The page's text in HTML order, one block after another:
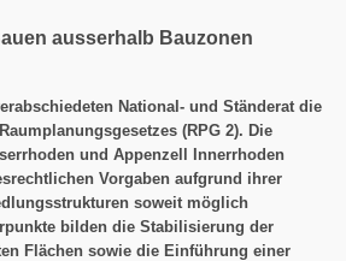
ausserhalb Bauzonen
National- und Ständerat die
(RPG 2). Die
und Appenzell Innerrhoden
Vorgaben aufgrund ihrer
soweit möglich
bilden die Stabilisierung der
Flächen sowie die Einführung einer